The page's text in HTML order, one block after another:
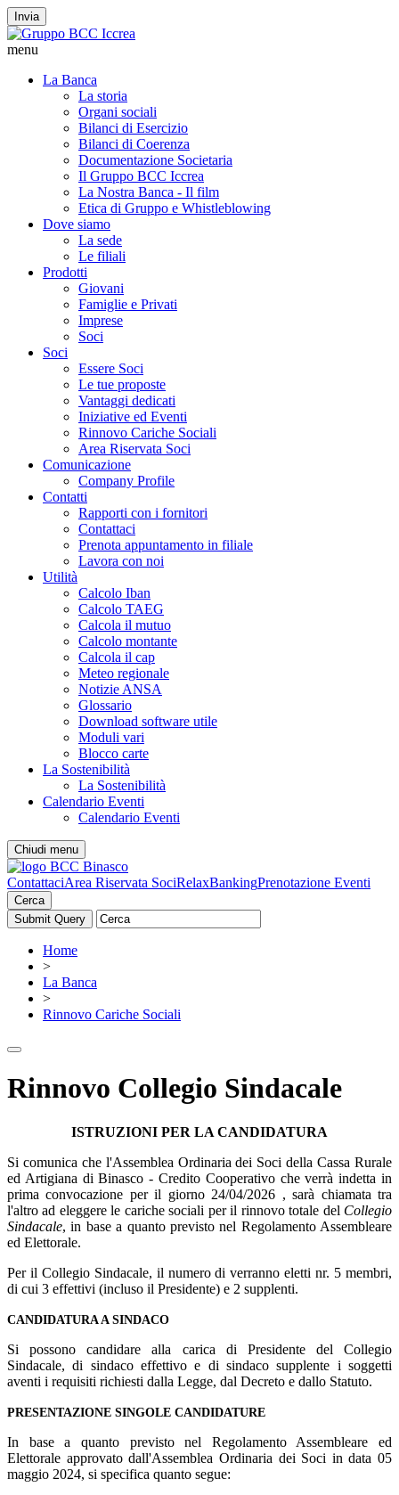
Invia
menu
La Banca
La storia
Organi sociali
Bilanci di Esercizio
Bilanci di Coerenza
Documentazione Societaria
Il Gruppo BCC Iccrea
La Nostra Banca - Il film
Etica di Gruppo e Whistleblowing
Dove siamo
La sede
Le filiali
Prodotti
Giovani
Famiglie e Privati
Imprese
Soci
Soci
Essere Soci
Le tue proposte
Vantaggi dedicati
Iniziative ed Eventi
Rinnovo Cariche Sociali
Area Riservata Soci
Comunicazione
Company Profile
Contatti
Rapporti con i fornitori
Contattaci
Prenota appuntamento in filiale
Lavora con noi
Utilità
Calcolo Iban
Calcolo TAEG
Calcola il mutuo
Calcolo montante
Calcola il cap
Meteo regionale
Notizie ANSA
Glossario
Download software utile
Moduli vari
Blocco carte
La Sostenibilità
La Sostenibilità
Calendario Eventi
Calendario Eventi
Chiudi menu
ContattaciArea Riservata SociRelaxBankingPrenotazione Eventi
Cerca
Home
>
La Banca
>
Rinnovo Cariche Sociali
Rinnovo Collegio Sindacale
ISTRUZIONI PER LA CANDIDATURA
Si comunica che l'Assemblea Ordinaria dei Soci della Cassa Rurale
ed Artigiana di Binasco - Credito Cooperativo che verrà indetta in
prima convocazione per il giorno 24/04/2026 , sarà chiamata tra
l'altro ad eleggere le cariche sociali per il rinnovo totale del Collegio
Sindacale, in base a quanto previsto nel Regolamento Assembleare
ed Elettorale.
Per il Collegio Sindacale, il numero di verranno eletti nr. 5 membri,
di cui 3 effettivi (incluso il Presidente) e 2 supplenti.
CANDIDATURA A SINDACO
Si possono candidare alla carica di Presidente del Collegio
Sindacale, di sindaco effettivo e di sindaco supplente i soggetti
aventi i requisiti richiesti dalla Legge, dal Decreto e dallo Statuto.
PRESENTAZIONE SINGOLE CANDIDATURE
In base a quanto previsto nel Regolamento Assembleare ed
Elettorale approvato dall'Assemblea Ordinaria dei Soci in data 05
maggio 2024, si specifica quanto segue: